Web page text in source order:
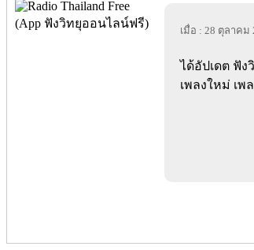
เมื่อ : 28 ตุลาคม
ได้อัปเดต ฟัง
เพลงใหม่ เ